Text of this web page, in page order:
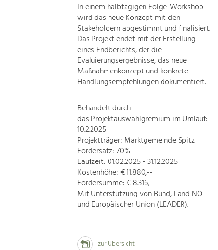
In einem halbtägigen Folge-Workshop
wird das neue Konzept mit den
Stakeholdern abgestimmt und finalisiert.
Das Projekt endet mit der Erstellung
eines Endberichts, der die
Evaluierungsergebnisse, das neue
Maßnahmenkonzept und konkrete
Handlungsempfehlungen dokumentiert.
Behandelt durch
das Projektauswahlgremium im Umlauf:
10.2.2025
Projektträger: Marktgemeinde Spitz
Fördersatz: 70%
Laufzeit: 01.02.2025 - 31.12.2025
Kostenhöhe: € 11.880,--
Fördersumme: € 8.316,--
Mit Unterstützung von Bund, Land NÖ
und Europäischer Union (LEADER).
zur Übersicht